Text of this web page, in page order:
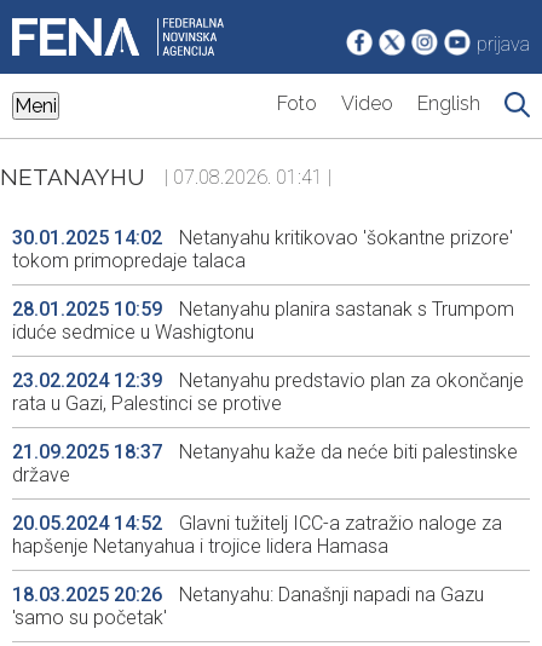
prijava
Meni Foto Video English
NETANAYHU | 07.08.2026. 01:41 |
30.01.2025 14:02
Netanyahu kritikovao 'šokantne prizore'
tokom primopredaje talaca
28.01.2025 10:59
Netanyahu planira sastanak s Trumpom
iduće sedmice u Washigtonu
23.02.2024 12:39
Netanyahu predstavio plan za okončanje
rata u Gazi, Palestinci se protive
21.09.2025 18:37
Netanyahu kaže da neće biti palestinske
države
20.05.2024 14:52
Glavni tužitelj ICC-a zatražio naloge za
hapšenje Netanyahua i trojice lidera Hamasa
18.03.2025 20:26
Netanyahu: Današnji napadi na Gazu
'samo su početak'